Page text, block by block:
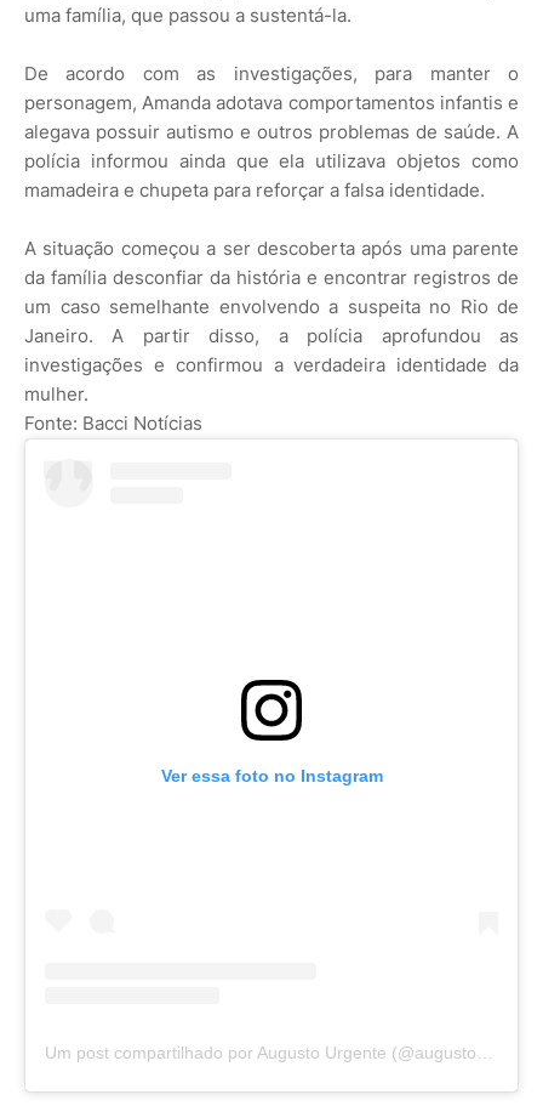
uma família, que passou a sustentá-la.
De acordo com as investigações, para manter o
personagem, Amanda adotava comportamentos infantis e
alegava possuir autismo e outros problemas de saúde. A
polícia informou ainda que ela utilizava objetos como
mamadeira e chupeta para reforçar a falsa identidade.
A situação começou a ser descoberta após uma parente
da família desconfiar da história e encontrar registros de
um caso semelhante envolvendo a suspeita no Rio de
Janeiro. A partir disso, a polícia aprofundou as
investigações e confirmou a verdadeira identidade da
mulher.
Fonte: Bacci Notícias
Ver essa foto no Instagram
Um post compartilhado por Augusto Urgente (@augustourgente)